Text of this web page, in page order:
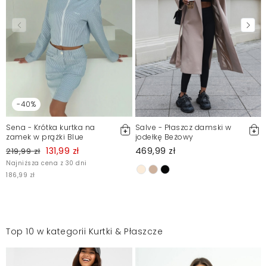
-40%
Sena - Krótka kurtka na
zamek w prążki Blue
219,99 zł 131,99 zł
Najniższa cena z 30 dni
186,99 zł
Salve - Płaszcz damski w
jodełkę Beżowy
469,99 zł
Top 10 w kategorii Kurtki & Płaszcze